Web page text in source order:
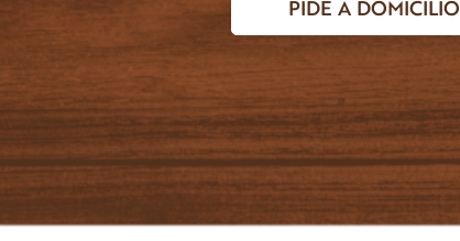
PIDE A DOMICILIO